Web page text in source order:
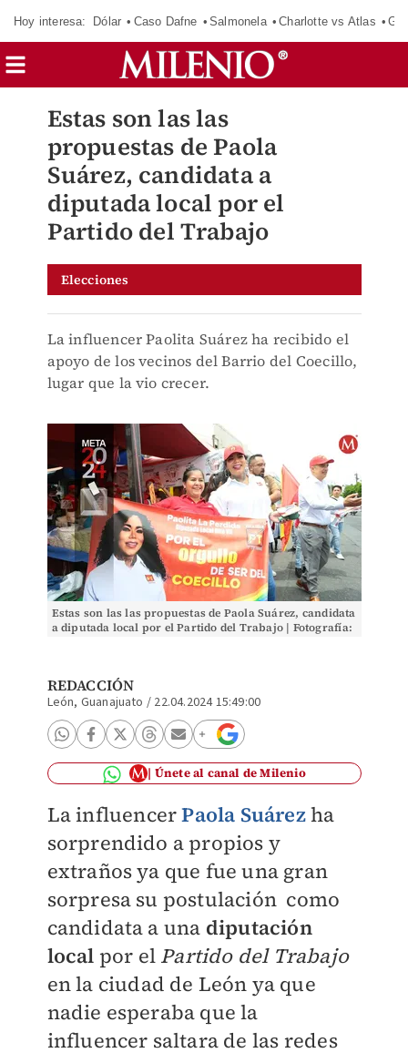
Hoy interesa: Dólar Caso Dafne Salmonela Charlotte vs Atlas
Estas son las las
propuestas de Paola
Suárez, candidata a
diputada local por el
Partido del Trabajo
Elecciones
La influencer Paolita Suárez ha recibido el
apoyo de los vecinos del Barrio del Coecillo,
lugar que la vio crecer.
Estas son las las propuestas de Paola Suárez, candidata
a diputada local por el Partido del Trabajo | Fotografía:
REDACCIÓN
León, Guanajuato / 22.04.2024 15:49:00
Únete al canal de Milenio
La influencerPaola Suárezha
sorprendido a propios y
extraños ya que fue una gran
sorpresa su postulación como
candidata a una diputación
local por el Partido del Trabajo
en la ciudad de León ya que
nadie esperaba que la
influencer saltara de las redes